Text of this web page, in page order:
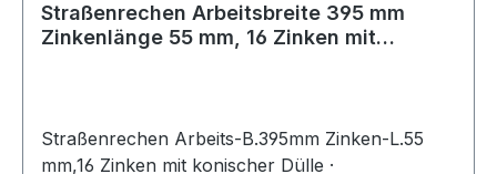
Straßenrechen Arbeitsbreite 395 mm
Zinkenlänge 55 mm, 16 Zinken mit
Straßenrechen Arbeits-B.395mm Zinken-L.55
mm,16 Zinken mit konischer Dülle ·